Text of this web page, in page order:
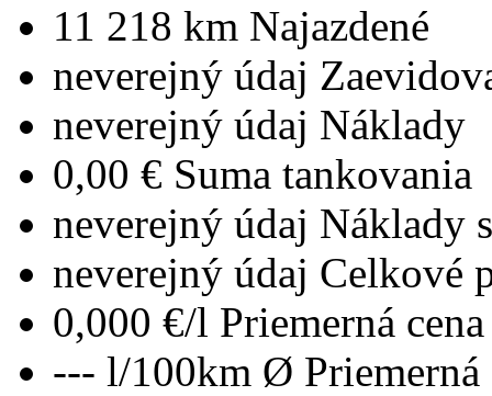
11 218 km Najazdené
neverejný údaj
neverejný údaj Náklady
0,00 € Suma tankovania
neverejný údaj Náklady
neverejný údaj Celkové
0,000 €/l Priemerná
--- l/100km Ø Priemerná